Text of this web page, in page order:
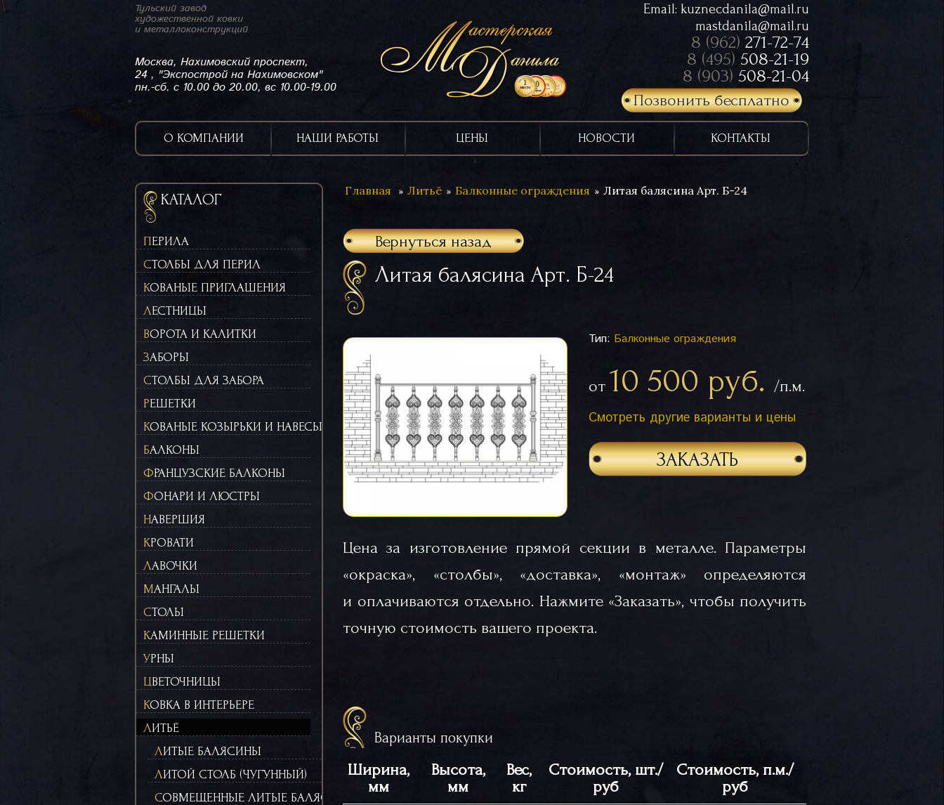
Тульский завод
художественной ковки
и металлоконструкций
Москва, Нахимовский проспект,
24 , "Экспострой на Нахимовском"
пн.-сб. с 10.00 до 20.00, вс 10.00-19.00
Email: kuznecdanila@mail.ru
mastdanila@mail.ru
8 (962) 271-72-74
8 (495) 508-21-19
8 (903) 508-21-04
Позвонить бесплатно
О КОМПАНИИ НАШИ РАБОТЫ ЦЕНЫ НОВОСТИ КОНТАКТЫ
КАТАЛОГ
ПЕРИЛА
СТОЛБЫ ДЛЯ ПЕРИЛ
КОВАНЫЕ ПРИГЛАШЕНИЯ
ЛЕСТНИЦЫ
ВОРОТА И КАЛИТКИ
ЗАБОРЫ
СТОЛБЫ ДЛЯ ЗАБОРА
РЕШЕТКИ
КОВАНЫЕ КОЗЫРЬКИ И НАВЕСЫ
БАЛКОНЫ
ФРАНЦУЗСКИЕ БАЛКОНЫ
ФОНАРИ И ЛЮСТРЫ
НАВЕРШИЯ
КРОВАТИ
ЛАВОЧКИ
МАНГАЛЫ
СТОЛЫ
КАМИННЫЕ РЕШЕТКИ
УРНЫ
ЦВЕТОЧНИЦЫ
КОВКА В ИНТЕРЬЕРЕ
ЛИТЬЁ
ЛИТЫЕ БАЛЯСИНЫ
ЛИТОЙ СТОЛБ (ЧУГУННЫЙ)
СОВМЕЩЕННЫЕ ЛИТЫЕ БАЛЯСИНЫ (ЧУГУННЫЕ)
Главная Литьё Балконные ограждения Литая балясина Арт. Б-24
Вернуться назад
Литая балясина Арт. Б-24
Тип: Балконные ограждения
от 10 500 руб. /п.м.
Смотреть другие варианты и цены
ЗАКАЗАТЬ
Цена за изготовление прямой секции в металле. Параметры
«окраска», «столбы», «доставка», «монтаж» определяются
и оплачиваются отдельно. Нажмите «Заказать», чтобы получить
точную стоимость вашего проекта.
Варианты покупки
Ширина,
мм
Высота,
мм
Вес,
кг
Стоимость, шт./
руб
Стоимость, п.м./
руб